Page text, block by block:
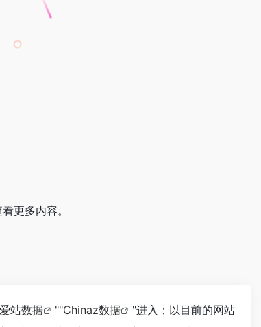
更多内容。
爱站数据 ""Chinaz数据
"进入；以目前的网站